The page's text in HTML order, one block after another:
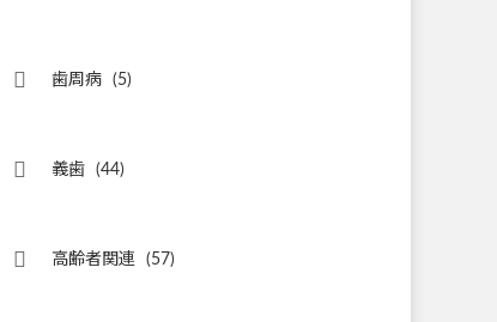
歯周病 (5)
義歯 (44)
高齢者関連 (57)